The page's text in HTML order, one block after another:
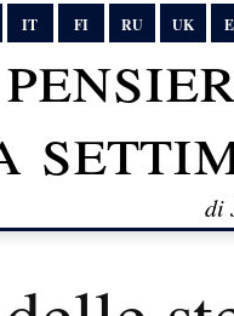
IT FI RU UK
di